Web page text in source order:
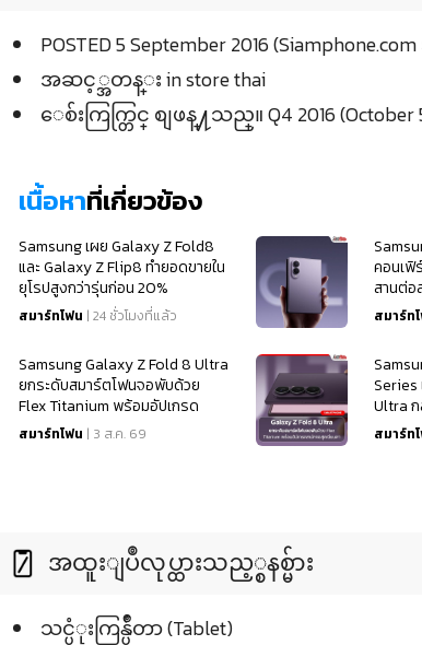
POSTED 5 September 2016
အဆင့္အတန္း in store thai
ေစ်းကြက္တြင္ စျဖန္႔သည္။ Q4 2016 (October
เนื้อหาที่เกี่ยวข้อง
Samsung เผย Galaxy Z Fold8
และ Galaxy Z Flip8 ทำยอดขายใน
ยุโรปสูงกว่ารุ่นก่อน 20%
สมาร์ทโฟน | 24 ชั่วโมงที่แล้ว
คอนเฟิ
สานต่อ
ไว 45W
สมาร์ท
Samsung Galaxy Z Fold 8 Ultra
ยกระดับสมาร์ตโฟนจอพับด้วย
Flex Titanium พร้อมอัปเกรด
สเปคจอสุดเนียนตา
สมาร์ทโฟน | 3 ส.ค. 69
Series
Ultra
สมาร์ท
အထူးျပဳလုပ္ထားသည့္စနစ္မ်ား
သင္ပံုးကြန္ပ်ဳတာ (Tablet)